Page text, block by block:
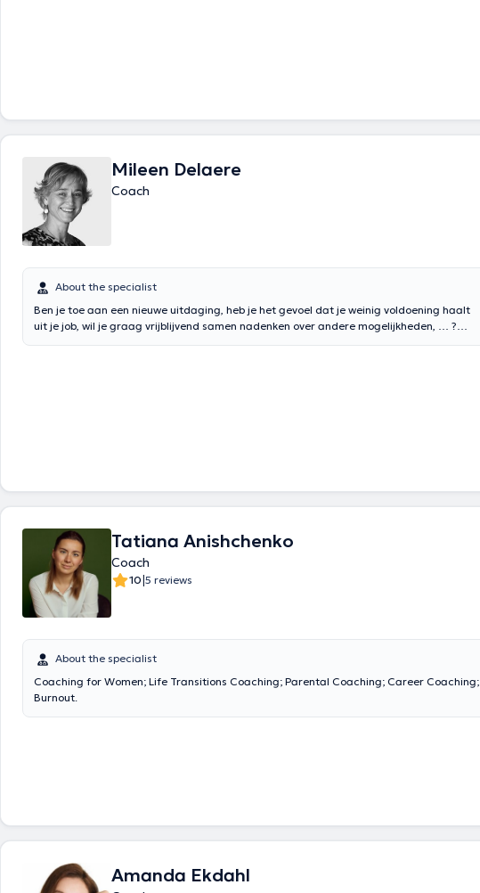
Mileen Delaere
Coach
About the specialist
Ben je toe aan een nieuwe uitdaging, heb je het gevoel dat je weinig voldoening haalt
uit je job, wil je graag vrijblijvend samen nadenken over andere mogelijkheden, … ?
Tatiana Anishchenko
Coach
10|5 reviews
About the specialist
Coaching for Women; Life Transitions Coaching; Parental Coaching; Career Coaching;
Burnout.
Amanda Ekdahl